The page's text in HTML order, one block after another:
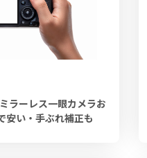
ラーレス一眼カメラお
安い・手ぶれ補正も